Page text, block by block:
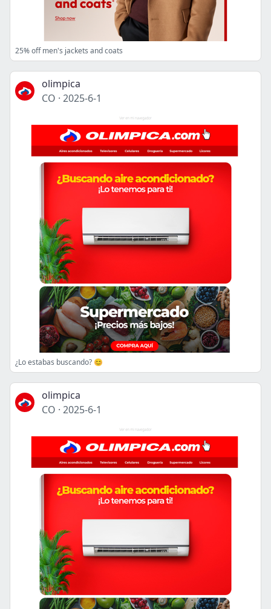
25% off men's jackets and coats
olimpica
CO · 2025-6-1
¿Lo estabas buscando? 😊
olimpica
CO · 2025-6-1